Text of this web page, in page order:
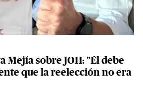
Mejía sobre JOH: "Él debe
que la reelección no era